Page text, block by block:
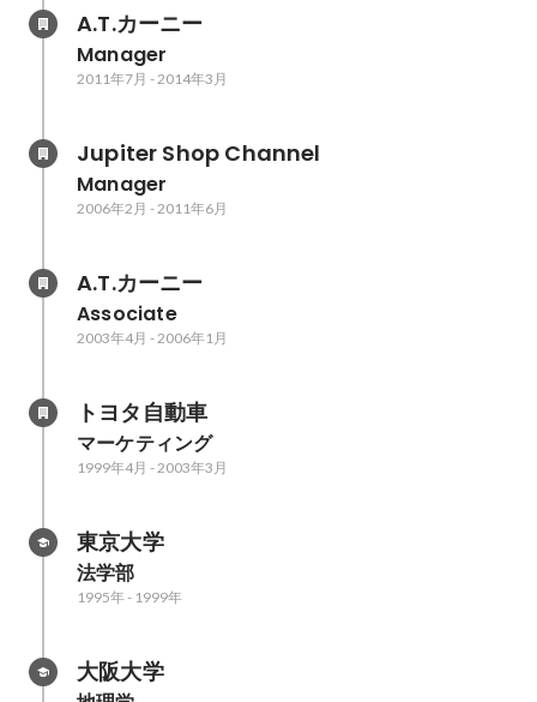
A.T.カーニー
Manager
2011年7月 - 2014年3月
Jupiter Shop Channel
Manager
2006年2月 - 2011年6月
A.T.カーニー
Associate
2003年4月 - 2006年1月
トヨタ自動車
マーケティング
1999年4月 - 2003年3月
東京大学
法学部
1995年- 1999年
大阪大学